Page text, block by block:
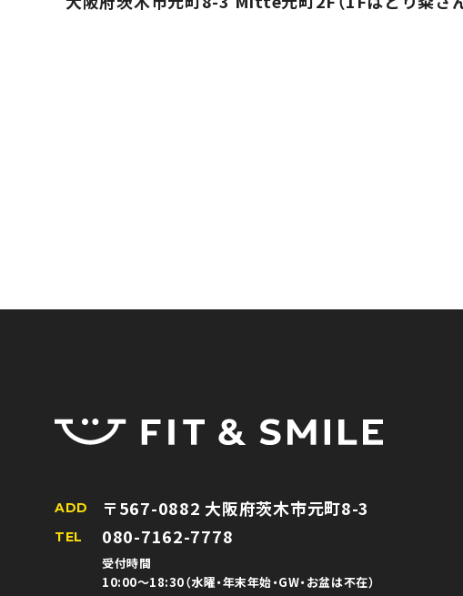
ADD 〒567-0882 大阪府茨木市元町8-3
TEL 080-7162-7778
受付時間
10:00〜18:30（水曜・年末年始・GW・お盆は不在）